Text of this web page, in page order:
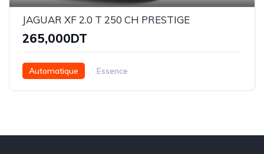
JAGUAR XF 2.0 T 250 CH PRESTIGE
265,000DT
Automatique Essence